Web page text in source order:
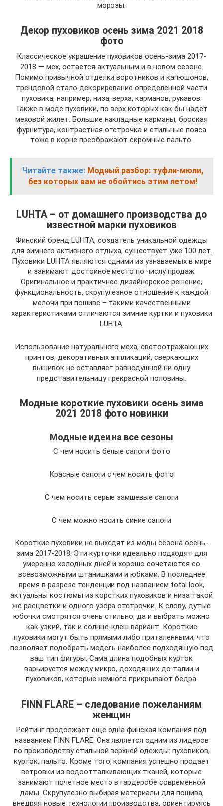
морозы.
Декор пуховиков осень зима 2021 2018
фото
Классическое украшение пуховиков осень-зима 2017-
2018 — мех, остается актуальным и в новом сезоне.
Помимо привычной отделки воротников и капюшонов,
трендовой стало декорирование определенной части
пуховика, например, низа, верха, карманов, рукавов.
Также в моде пуховики, по верх которых как бы надет
меховой жилет. Большие накладные карманы, броская
фурнитура, контрастная отстрочка и стильные пояса
тоже в корне преображают скромные пальто.
Читайте также: Модный разбор: туфли-мюли,
без которых вам не обойтись этим летом!
LUHTA – от домашнего производства до
известной марки пуховиков
Финский бренд LUHTA, создатель уникальной одежды
для зимнего активного отдыха, существует уже 100 лет.
Пуховики LUHTA являются одними из узнаваемых в мире
и занимают достойное место по числу продаж.
Оригинальное и практичное дизайнерское решение,
функциональность, скрупулезное отношение к каждой
мелочи при пошиве – такими качественными
характеристиками отличаются зимние куртки и пуховики
LUHTA.
Использование натурального меха, светоотражающих
принтов, декоративных аппликаций, сверкающих
вышивок не оставляет равнодушной ни одну
представительницу прекрасной половины.
Модные короткие пуховики осень зима
2021 2018 фото новинки
Модные идеи на все сезоны
С чем носить белые сапоги фото
Красные сапоги с чем носить фото
С чем носить серые замшевые сапоги
С чем можно носить синие сапоги
Короткие пуховики не выходят из моды сезона осень-
зима 2017-2018. Эти курточки идеально подходят для
умеренно холодных дней и хорошо сочетаются со
всевозможными штанишками и юбками. В последнее
время в разрезе тенденции под названием total look,
актуальны костюмы из коротких пуховиков и низа такой
же расцветки и одного узора отстрочки. К слову, дутые
юбочки смотрятся очень стильно, да и выбрать можно
как узкий, так и солнце-клеш вариант. Короткие
пуховики могут быть прямыми либо приталенными, что
позволяет подобрать модель наиболее подходящую под
ваш тип фигуры. Сама длина подобных курток
варьируется между микро, доходящих до талии и
пуховиков, которые немного прикрывают бедра.
FINN FLARE – следование пожеланиям
женщин
Рейтинг продолжает еще одна финская компания под
названием FINN FLARE. Она является одним из лидеров
по производству стильной верхней одежды: пуховиков,
курток, пальто. Кроме того, компания успешно продает
ветровки из водоотталкивающих тканей, которые
занимают почетное место в гардеробе современной
дамы. Скрупулезно выбирая материалы для пошива,
внедряя новые технологии производства, ориентируясь